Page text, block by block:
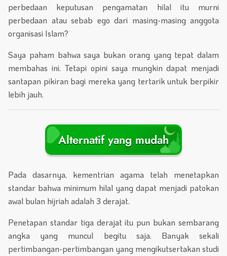
perbedaan keputusan pengamatan hilal itu murni
perbedaan atau sebab ego dari masing-masing anggota
organisasi Islam?
Saya paham bahwa saya bukan orang yang tepat dalam
membahas ini. Tetapi opini saya mungkin dapat menjadi
santapan pikiran bagi mereka yang tertarik untuk berpikir
lebih jauh.
Alternatif yang mudah
Pada dasarnya, kementrian agama telah menetapkan
standar bahwa minimum hilal yang dapat menjadi patokan
awal bulan hijriah adalah 3 derajat.
Penetapan standar tiga derajat itu pun bukan sembarang
angka yang muncul begitu saja. Banyak sekali
pertimbangan-pertimbangan yang mengikutsertakan studi